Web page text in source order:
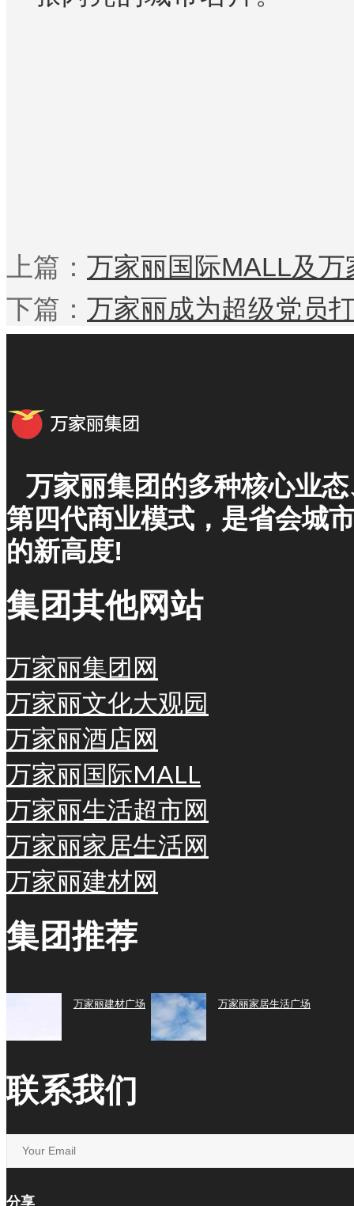
上篇： 万家丽国际MALL及万
下篇： 万家丽成为超级党员
万家丽集团的多种核心业
第四代商业模式，是省会城
的新高度!
集团其他网站
万家丽集团网
万家丽文化大观园
万家丽酒店网
万家丽国际MALL
万家丽生活超市网
万家丽家居生活网
万家丽建材网
集团推荐
万家丽建材广场 万家丽家居生活广场
联系我们
分享